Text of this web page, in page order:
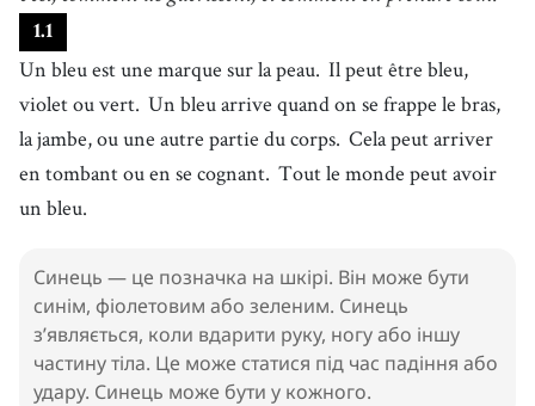
1.1
Un bleu est une marque sur la peau. Il peut être bleu,
violet ou vert. Un bleu arrive quand on se frappe le bras,
la jambe, ou une autre partie du corps. Cela peut arriver
en tombant ou en se cognant. Tout le monde peut avoir
un bleu.
Синець — це позначка на шкірі. Він може бути
синім, фіолетовим або зеленим. Синець
з’являється, коли вдарити руку, ногу або іншу
частину тіла. Це може статися під час падіння або
удару. Синець може бути у кожного.